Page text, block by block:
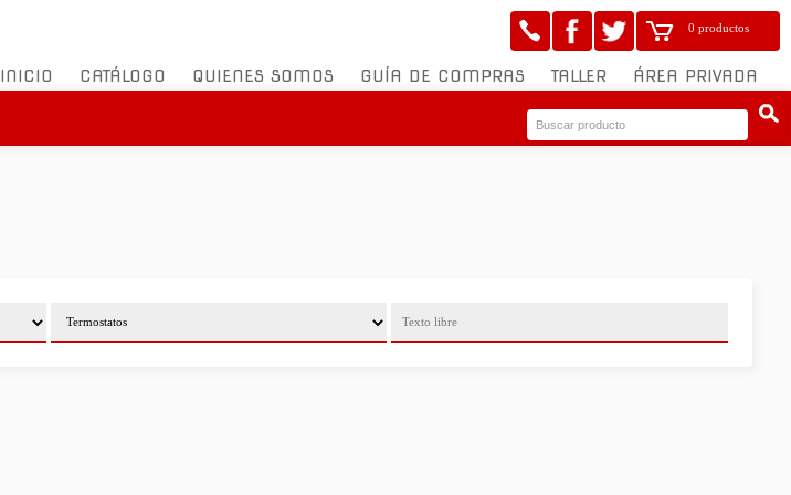
0 productos
INICIO CATÁLOGO QUIENES SOMOS GUÍA DE COMPRAS TALLER ÁREA PRIVADA